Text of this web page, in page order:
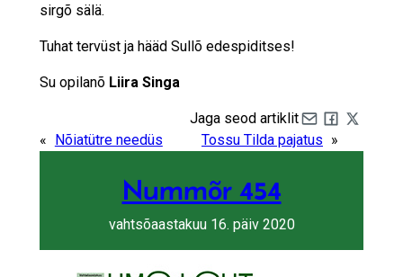
sirgõ sälä.
Tuhat tervüst ja hääd Sullõ edespiditses!
Su opilanõ Liira Singa
Jaga seod artiklit
Share by e-mail
Share on
« Nõiatütre needüs Tossu Tilda pajatus »
Nummõr 454
vahtsõaastakuu 16. päiv 2020